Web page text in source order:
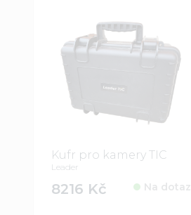
Kufr pro kamery TIC
Leader
8216 Kč Na dotaz